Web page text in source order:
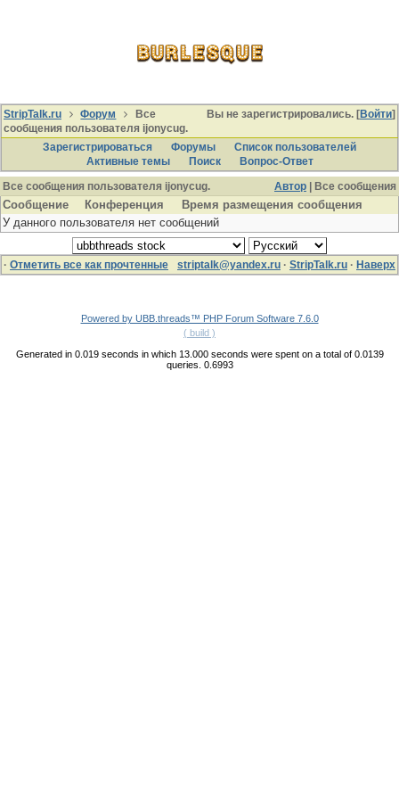
Вы не зарегистрировались. [Войти]
StripTalk.ru Форум
Все
сообщения пользователя ijonycug.
Зарегистрироваться
Форумы
Список пользователей
Активные темы
Поиcк
Вопрос-Ответ
Автор | Все сообщения
Все сообщения пользователя ijonycug.
Сообщение Конференция
Время размещения сообщения
У данного пользователя нет сообщений
· Отметить все как прочтенные striptalk@yandex.ru · StripTalk.ru · Наверх
Powered by UBB.threads™ PHP Forum Software 7.6.0
( build )
Generated in 0.019 seconds in which 13.000 seconds were spent on a total of 0.0139
queries. 0.6993